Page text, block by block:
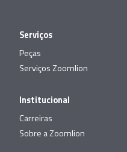
Serviços
Peças
Serviços Zoomlion
Institucional
Carreiras
Sobre a Zoomlion